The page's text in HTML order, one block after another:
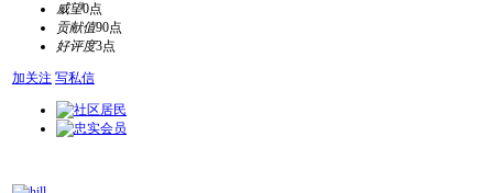
威望0点
贡献值90点
好评度3点
加关注 写私信